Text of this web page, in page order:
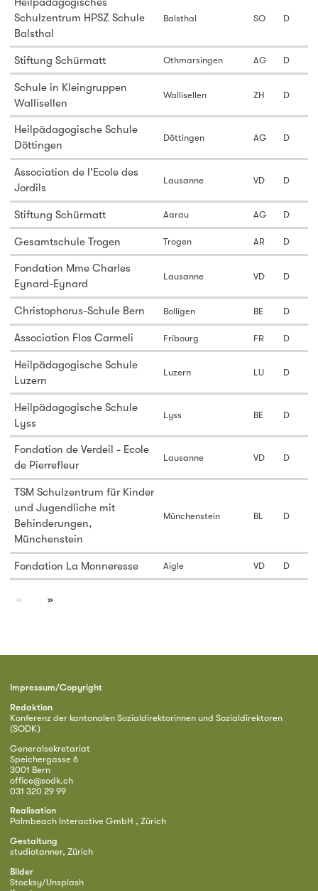
Schulzentrum HPSZ Schule
Balsthal
Balsthal SO D
Stiftung Schürmatt Othmarsingen AG D
Schule in Kleingruppen
Wallisellen
Wallisellen ZH D
Heilpädagogische Schule
Döttingen
Döttingen AG D
Association de l'Ecole des
Jordils
Lausanne VD D
Stiftung Schürmatt Aarau AG D
Gesamtschule Trogen Trogen AR D
Fondation Mme Charles
Eynard-Eynard
Lausanne VD D
Christophorus-Schule Bern Bolligen BE D
Association Flos Carmeli Fribourg FR D
Heilpädagogische Schule
Luzern
Luzern LU D
Heilpädagogische Schule
Lyss
Lyss BE D
Fondation de Verdeil - Ecole
de Pierrefleur
Lausanne VD D
TSM Schulzentrum für Kinder
und Jugendliche mit
Behinderungen,
Münchenstein
Münchenstein BL D
Fondation La Monneresse Aigle VD D
page
Impressum/Copyright
Redaktion
Konferenz der kantonalen Sozialdirektorinnen und Sozialdirektoren
(SODK)
Generalsekretariat
Speichergasse 6
3001 Bern
office@sodk.ch
031 320 29 99
Realisation
Palmbeach Interactive GmbH , Zürich
Gestaltung
studiotanner, Zürich
Bilder
Stocksy/Unsplash